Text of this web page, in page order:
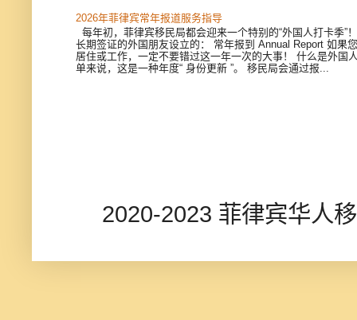
2026年菲律宾常年报道服务指导
每年初，菲律宾移民局都会迎来一个特别的“外国人打卡季”
长期签证的外国朋友设立的： 常年报到 Annual Report 如果
居住或工作，一定不要错过这一年一次的大事！ 什么是外国
单来说，这是一种年度“ 身份更新 ”。 移民局会通过报...
2020-2023 菲律宾华人